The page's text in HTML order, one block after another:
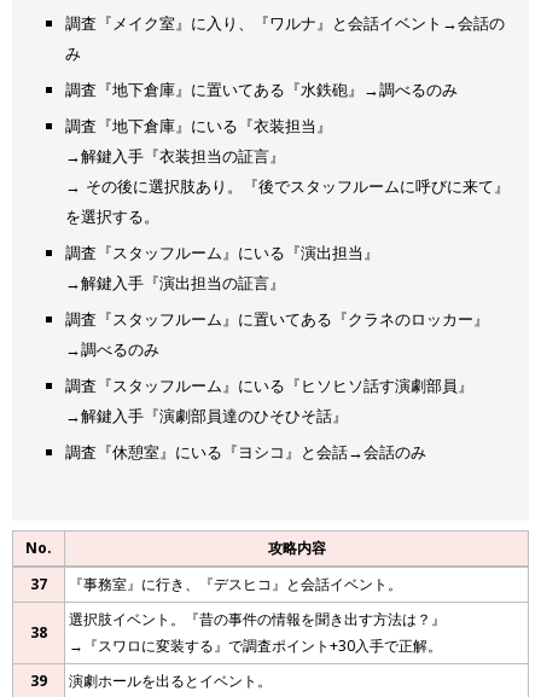
調査『メイク室』に入り、『ワルナ』と会話イベント→会話の
み
調査『地下倉庫』に置いてある『水鉄砲』→調べるのみ
調査『地下倉庫』にいる『衣装担当』
→解鍵入手『衣装担当の証言』
→ その後に選択肢あり。『後でスタッフルームに呼びに来て』
を選択する。
調査『スタッフルーム』にいる『演出担当』
→解鍵入手『演出担当の証言』
調査『スタッフルーム』に置いてある『クラネのロッカー』
→調べるのみ
調査『スタッフルーム』にいる『ヒソヒソ話す演劇部員』
→解鍵入手『演劇部員達のひそひそ話』
調査『休憩室』にいる『ヨシコ』と会話→会話のみ
No.
攻略内容
37
『事務室』に行き、『デスヒコ』と会話イベント。
38
選択肢イベント。『昔の事件の情報を聞き出す方法は？』
→『スワロに変装する』で調査ポイント+30入手で正解。
39
演劇ホールを出るとイベント。